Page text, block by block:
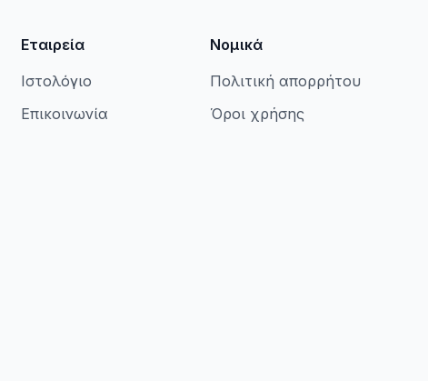
Εταιρεία
Ιστολόγιο
Επικοινωνία
Νομικά
Πολιτική απορρήτου
Όροι χρήσης